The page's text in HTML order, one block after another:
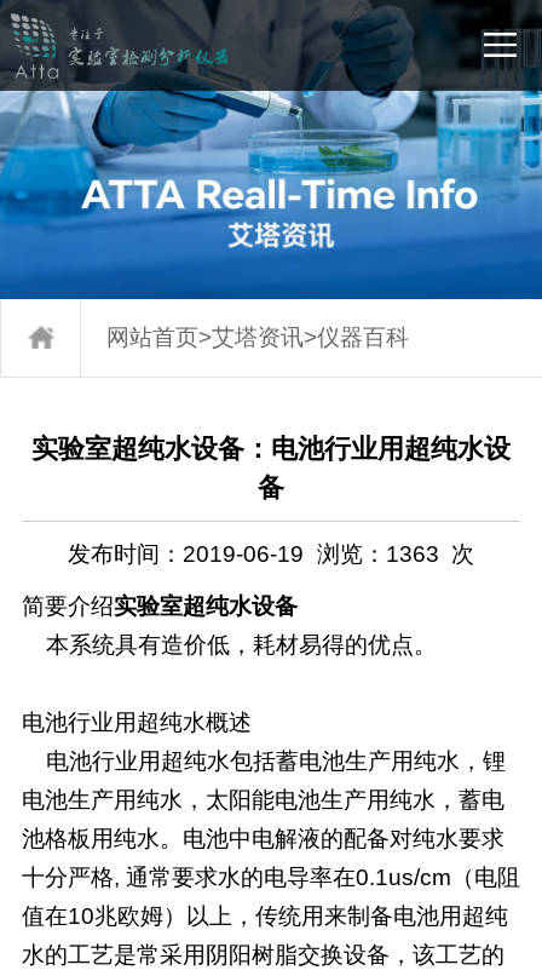
网站首页>艾塔资讯>仪器百科
实验室超纯水设备：电池行业用超纯水设
备
发布时间：2019-06-19 浏览： 1363 次
简要介绍实验室超纯水设备
本系统具有造价低，耗材易得的优点。
电池行业用超纯水概述
电池行业用超纯水包括蓄电池生产用纯水，锂
电池生产用纯水，太阳能电池生产用纯水，蓄电
池格板用纯水。电池中电解液的配备对纯水要求
十分严格, 通常要求水的电导率在0.1us/cm（电阻
值在10兆欧姆）以上，传统用来制备电池用超纯
水的工艺是常采用阴阳树脂交换设备，该工艺的